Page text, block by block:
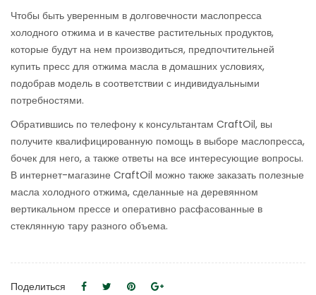
Чтобы быть уверенным в долговечности маслопресса
холодного отжима и в качестве растительных продуктов,
которые будут на нем производиться, предпочтительней
купить пресс для отжима масла в домашних условиях,
подобрав модель в соответствии с индивидуальными
потребностями.
Обратившись по телефону к консультантам CraftOil, вы
получите квалифицированную помощь в выборе маслопресса,
бочек для него, а также ответы на все интересующие вопросы.
В интернет-магазине CraftOil можно также заказать полезные
масла холодного отжима, сделанные на деревянном
вертикальном прессе и оперативно расфасованные в
стеклянную тару разного объема.
Поделиться